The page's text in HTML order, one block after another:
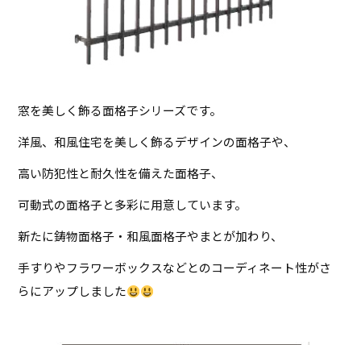
窓を美しく飾る面格子シリーズです。
洋風、和風住宅を美しく飾るデザインの面格子や、
高い防犯性と耐久性を備えた面格子、
可動式の面格子と多彩に用意しています。
新たに鋳物面格子・和風面格子やまとが加わり、
手すりやフラワーボックスなどとのコーディネート性がさ
らにアップしました